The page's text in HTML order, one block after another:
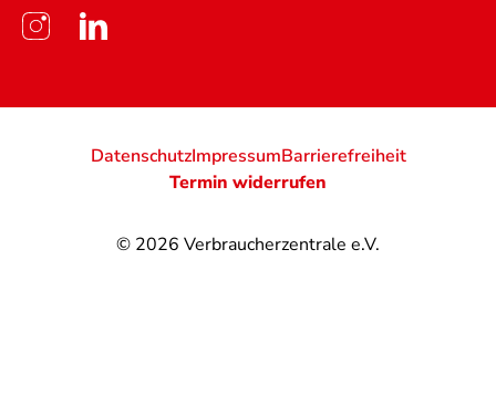
© 2026 Verbraucherzentrale e.V.
DatenschutzImpressumBarrierefreiheit
Termin widerrufen